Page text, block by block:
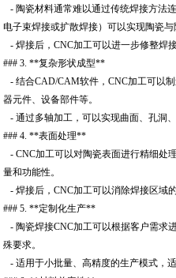
- 陶瓷材料通常难以通过传统焊接方法
电子束焊接或扩散焊接）可以实现陶瓷与
- 焊接后，CNC加工可以进一步修整焊
### 3. **复杂形状成型**
- 结合CAD/CAM软件，CNC加工可以
器元件、设备部件等。
- 通过多轴加工，可以实现曲面、孔洞、
### 4. **表面处理**
- CNC加工可以对陶瓷表面进行精细处
量和功能性。
- 焊接后，CNC加工可以消除焊接区域
### 5. **定制化生产**
- 陶瓷焊接CNC加工可以根据客户需求
殊要求。
- 适用于小批量、高精度的生产模式，